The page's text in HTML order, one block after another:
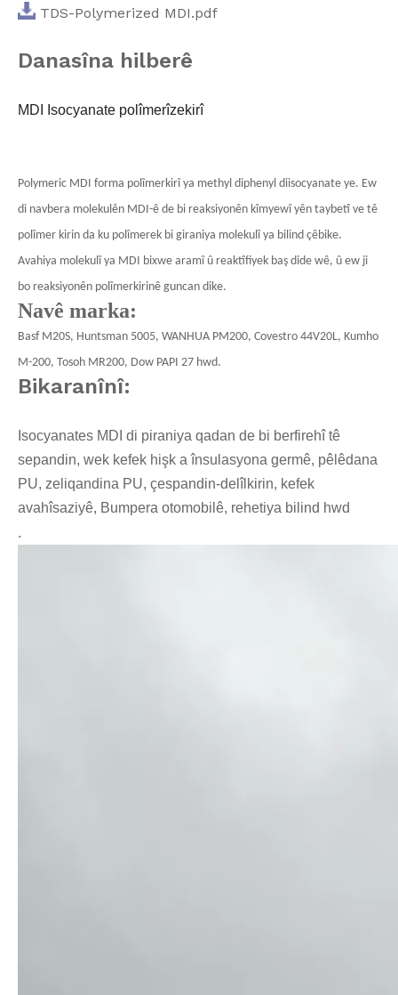
TDS-Polymerized MDI.pdf
Danasîna hilberê
MDI Isocyanate polîmerîzekirî
Polymeric MDI forma polîmerkirî ya methyl diphenyl diisocyanate ye. Ew
di navbera molekulên MDI-ê de bi reaksiyonên kîmyewî yên taybetî ve tê
polîmer kirin da ku polîmerek bi giraniya molekulî ya bilind çêbike.
Avahiya molekulî ya MDI bixwe aramî û reaktîfiyek baş dide wê, û ew ji
bo reaksiyonên polîmerkirinê guncan dike.
Navê marka:
Basf M20S, Huntsman 5005, WANHUA PM200, Covestro 44V20L, Kumho
M-200, Tosoh MR200, Dow PAPI 27 hwd.
Bikaranînî:
Isocyanates MDI di piraniya qadan de bi berfirehî tê
sepandin, wek kefek hişk a însulasyona germê, pêlêdana
PU, zeliqandina PU, çespandin-delîlkirin, kefek
avahîsaziyê, Bumpera otomobilê, rehetiya bilind hwd
.